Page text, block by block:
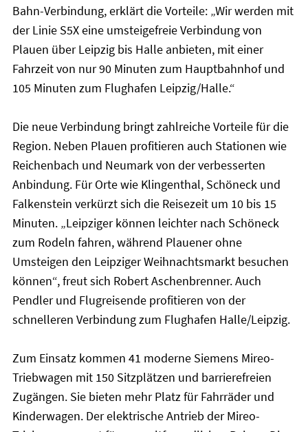
Bahn-Verbindung, erklärt die Vorteile: „Wir werden mit
der Linie S5X eine umsteigefreie Verbindung von
Plauen über Leipzig bis Halle anbieten, mit einer
Fahrzeit von nur 90 Minuten zum Hauptbahnhof und
105 Minuten zum Flughafen Leipzig/Halle.“
Die neue Verbindung bringt zahlreiche Vorteile für die
Region. Neben Plauen profitieren auch Stationen wie
Reichenbach und Neumark von der verbesserten
Anbindung. Für Orte wie Klingenthal, Schöneck und
Falkenstein verkürzt sich die Reisezeit um 10 bis 15
Minuten. „Leipziger können leichter nach Schöneck
zum Rodeln fahren, während Plauener ohne
Umsteigen den Leipziger Weihnachtsmarkt besuchen
können“, freut sich Robert Aschenbrenner. Auch
Pendler und Flugreisende profitieren von der
schnelleren Verbindung zum Flughafen Halle/Leipzig.
Zum Einsatz kommen 41 moderne Siemens Mireo-
Triebwagen mit 150 Sitzplätzen und barrierefreien
Zugängen. Sie bieten mehr Platz für Fahrräder und
Kinderwagen. Der elektrische Antrieb der Mireo-